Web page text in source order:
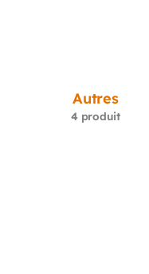
Autres
4 produit